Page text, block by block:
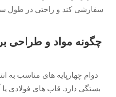
سفارشی کند و راحتی در طول
چگونه مواد و طراحی
دوام چهارپایه های مناسب به
بستگی دارد. قاب های فولادی یا